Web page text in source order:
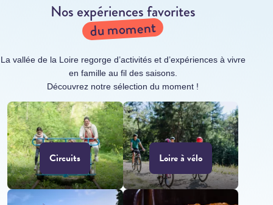
Nos expériences favorites
du moment
La vallée de la Loire regorge d’activités et d’expériences à vivre
en famille au fil des saisons.
Découvrez notre sélection du moment !
Circuits Loire à vélo